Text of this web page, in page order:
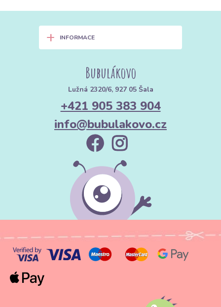
+ INFORMACE
Bubulákovo
Lužná 2320/6, 927 05 Šala
+421 905 383 904
info@bubulakovo.cz